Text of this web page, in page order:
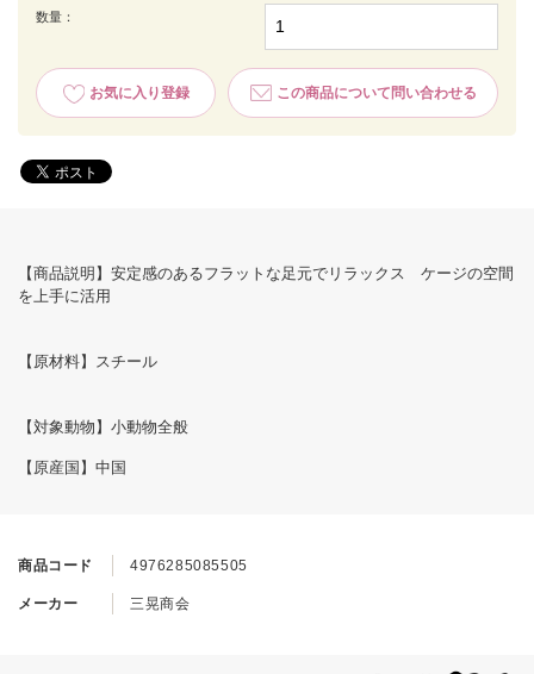
数量：
お気に入り登録 この商品について問い合わせる
商品コード 4976285085505
メーカー 三晃商会
【商品説明】安定感のあるフラットな足元でリラックス ケージの空間
を上手に活用
【原材料】スチール
【対象動物】小動物全般
【原産国】中国